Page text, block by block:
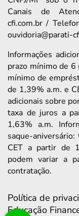
Canais de
cfi.com.br /
ouvidoria@parati-
Informações
prazo mínimo de
mínimo de
de 1,39% a.m. e
adicionais sobre
taxa de juros a
1,63% a.m.
saque-
CET a partir de
podem variar a
contratação.
Política de
Educação